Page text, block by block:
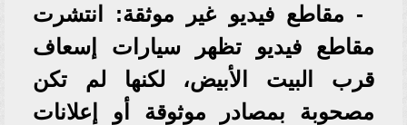
- مقاطع فيديو غير موثقة: انتشرت
مقاطع فيديو تظهر سيارات إسعاف
قرب البيت الأبيض، لكنها لم تكن
مصحوبة بمصادر موثوقة أو إعلانات